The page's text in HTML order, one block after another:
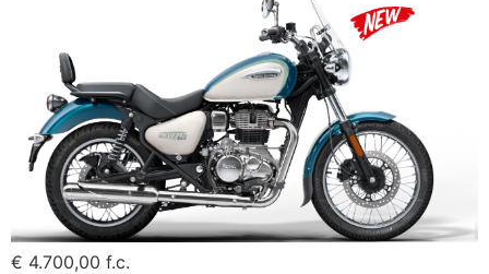
€ 4.700,00 f.c.